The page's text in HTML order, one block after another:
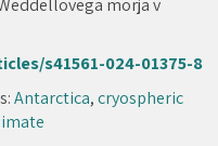
morja v
s41561-024-01375-8
Antarctica,cryospheric